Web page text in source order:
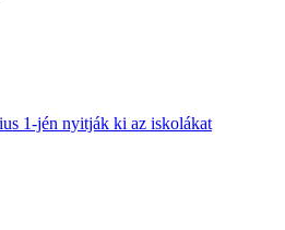
1-jén nyitják ki az iskolákat